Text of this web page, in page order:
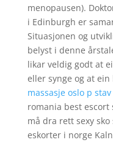
menopausen).
i Edinburgh er
Situasjonen og
belyst i denne
likar veldig godt at
eller synge og at
massasje oslo p
romania best escort
må dra rett sexy
eskorter i norge